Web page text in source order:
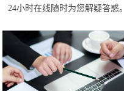
24小时在线随时为您解疑答惑。